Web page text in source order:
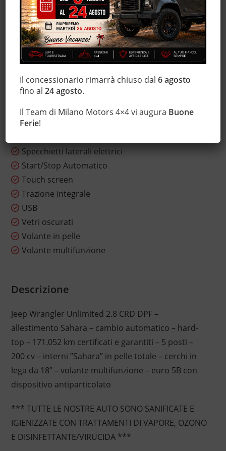
Leve al volante
Marmitta catalitica
Monitoraggio pressione pneumatici
MP3
Sensore di luce
Sensori di parcheggio posteriori
Servosterzo
Sistema di navigazione
Sistema di visione notturna
Specchietti laterali elettrici
Start/Stop Automatico
Touch screen
Trazione integrale
USB
Vetri oscurati
Volante in pelle
Volante multifunzione
Descrizione
Jeep Wrangler Unlimited 2.8 CRD DPF –
allestimento Sahara – cambio automatico – hard-
top – 171.052 km certificati e garantiti – 5 posti –
200 cv – interni ”Sahara” in pelle totale – cerchi in
lega da 18” – volante multifunzione – euro 5B con
dispositivo antiparticolato
*** TUTTE LE NOSTRE AUTO SONO SANIFICATE E
IGIENIZZATE CON TRATTAMENTI DI VAPORE, OZONO
E DISINFETTANTE/VIRUCIDA ***
Il concessionario rimarrà chiuso dal6 agosto
fino al24 agosto.
Il Team di Milano Motors 4×4 vi augura Buone
Ferie!